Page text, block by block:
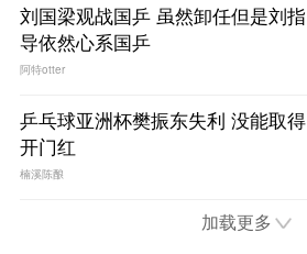
刘国梁观战国乒 虽然卸任但是刘指
导依然心系国乒
阿特otter
乒乓球亚洲杯樊振东失利 没能取得
开门红
楠溪陈酿
加载更多